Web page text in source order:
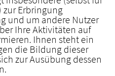
Erbringung
und um andere Nutzer
Ihre Aktivitäten auf
Ihnen steht ein
die Bildung dieser
zur Ausübung dessen